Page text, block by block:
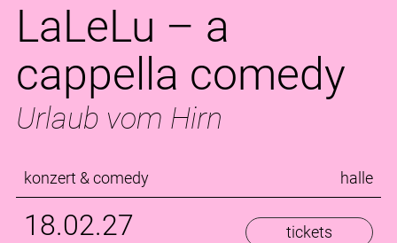
LaLeLu – a
cappella comedy
Urlaub vom Hirn
konzert & comedy halle
18.02.27 tickets